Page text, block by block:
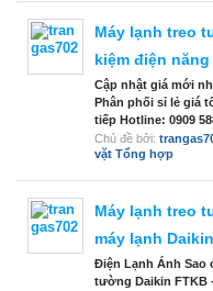
Máy lạnh treo
kiệm điện năng
Cập nhật giá mới
Phân phối sỉ lẻ giá
tiếp Hotline: 0909
Chủ đề bởi:
vặt Tổng hợp
Máy lạnh treo
máy lạnh Daikin
Điện Lạnh Ánh Sao
tường Daikin FTKB